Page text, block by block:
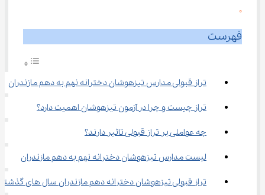
0
فهرست
تراز قبولی مدارس تیزهوشان دخترانه نهم به دهم مازندران
تراز چیست و چرا در آزمون تیزهوشان اهمیت دارد؟
چه عواملی بر تراز قبولی تاثیر دارند؟
لیست مدارس تیزهوشان دخترانه نهم به دهم مازندران
تراز قبولی تیزهوشان دخترانه دهم مازندران سال های گذشته